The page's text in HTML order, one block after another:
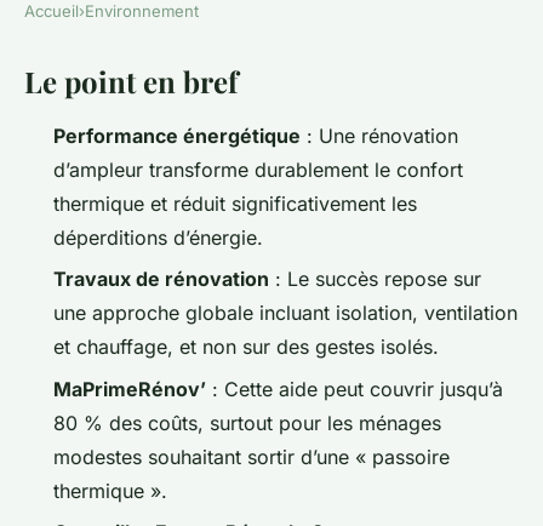
Réussir sa rénovation
d'ampleur pour améliorer son
confort thermique
•05/06/2026 16:07
Accueil›Environnement
Le point en bref
Performance énergétique : Une rénovation
d’ampleur transforme durablement le confort
thermique et réduit significativement les
déperditions d’énergie.
Travaux de rénovation : Le succès repose sur
une approche globale incluant isolation, ventilation
et chauffage, et non sur des gestes isolés.
MaPrimeRénov’ : Cette aide peut couvrir jusqu’à
80 % des coûts, surtout pour les ménages
modestes souhaitant sortir d’une « passoire
thermique ».